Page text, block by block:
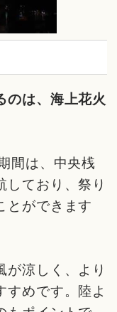
のは、海上花火
間は、中央桟
ており、祭り
とができます
涼しく、より
めです。陸よ